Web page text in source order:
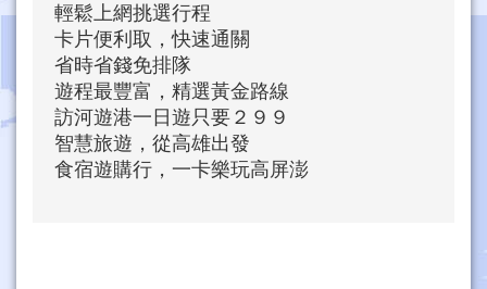
輕鬆上網挑選行程
卡片便利取，快速通關
省時省錢免排隊
遊程最豐富，精選黃金路線
訪河遊港一日遊只要２９９
智慧旅遊，從高雄出發
食宿遊購行，一卡樂玩高屏澎